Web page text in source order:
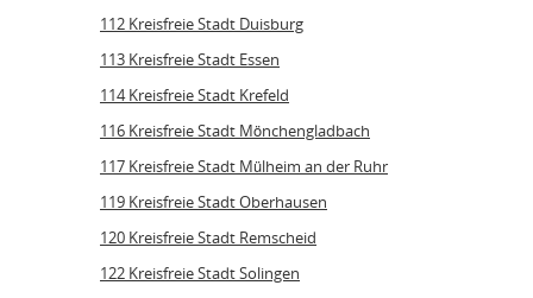
112 Kreisfreie Stadt Duisburg
113 Kreisfreie Stadt Essen
114 Kreisfreie Stadt Krefeld
116 Kreisfreie Stadt Mönchengladbach
117 Kreisfreie Stadt Mülheim an der Ruhr
119 Kreisfreie Stadt Oberhausen
120 Kreisfreie Stadt Remscheid
122 Kreisfreie Stadt Solingen